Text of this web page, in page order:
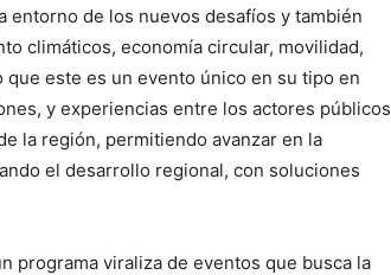
entorno de los nuevos desafíos y también
climáticos, economía circular, movilidad,
este es un evento único en su tipo en
y experiencias entre los actores públicos
la región, permitiendo avanzar en la
el desarrollo regional, con soluciones
programa viraliza de eventos que busca la